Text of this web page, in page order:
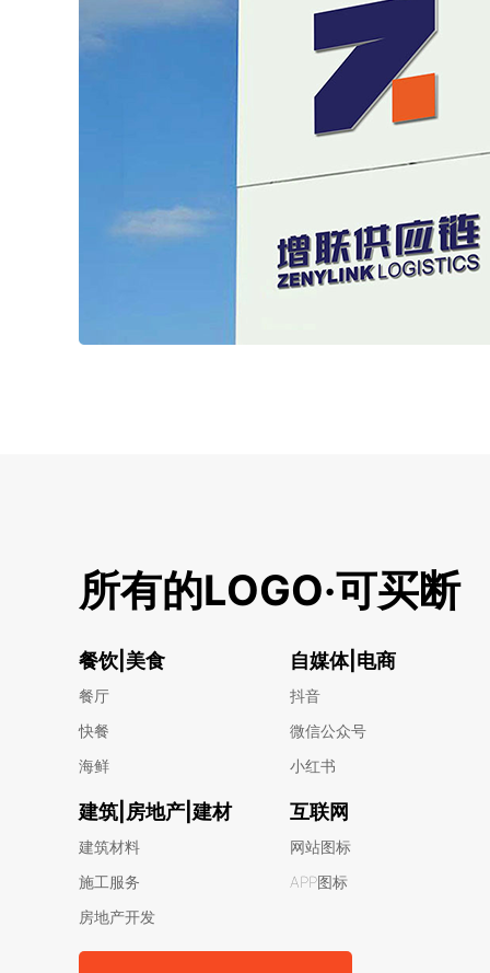
所有的LOGO·可买断
餐饮|美食
餐厅
快餐
海鲜
自媒体|电商
抖音
微信公众号
小红书
建筑|房地产|建材
建筑材料
施工服务
房地产开发
互联网
网站图标
APP图标